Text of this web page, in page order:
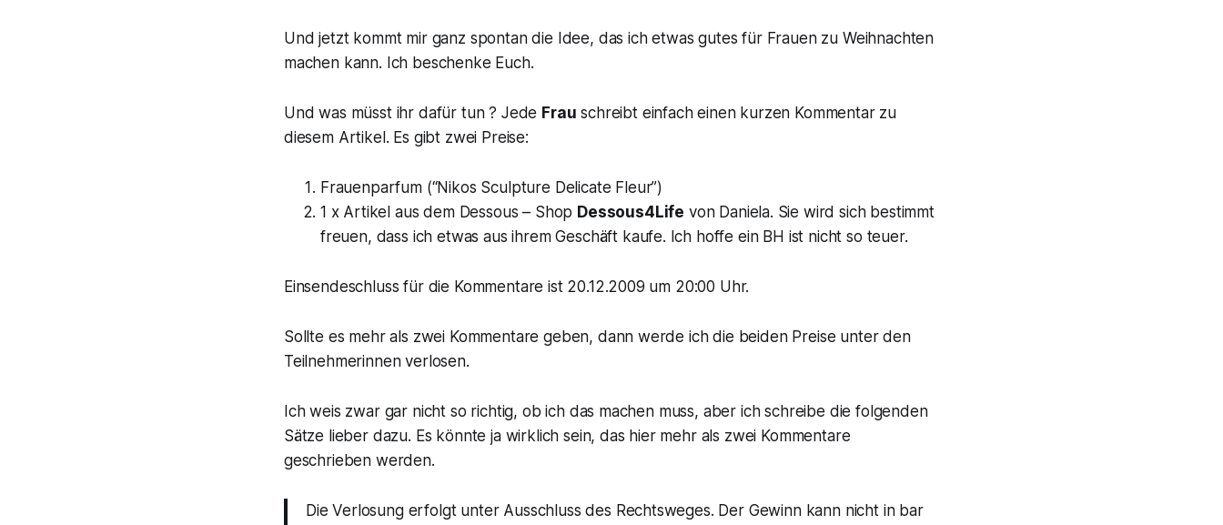
Und jetzt kommt mir ganz spontan die Idee, das ich etwas gutes für Frauen zu Weihnachten
machen kann. Ich beschenke Euch.
Und was müsst ihr dafür tun ? Jede Frau schreibt einfach einen kurzen Kommentar zu
diesem Artikel. Es gibt zwei Preise:
Frauenparfum (“Nikos Sculpture Delicate Fleur”)
1 x Artikel aus dem Dessous – Shop Dessous4Life von Daniela. Sie wird sich bestimmt
freuen, dass ich etwas aus ihrem Geschäft kaufe. Ich hoffe ein BH ist nicht so teuer.
Einsendeschluss für die Kommentare ist 20.12.2009 um 20:00 Uhr.
Sollte es mehr als zwei Kommentare geben, dann werde ich die beiden Preise unter den
Teilnehmerinnen verlosen.
Ich weis zwar gar nicht so richtig, ob ich das machen muss, aber ich schreibe die folgenden
Sätze lieber dazu. Es könnte ja wirklich sein, das hier mehr als zwei Kommentare
geschrieben werden.
Die Verlosung erfolgt unter Ausschluss des Rechtsweges. Der Gewinn kann nicht in bar